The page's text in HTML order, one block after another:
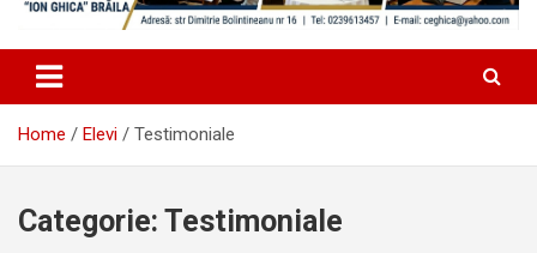
Home Elevi Testimoniale
Categorie: Testimoniale